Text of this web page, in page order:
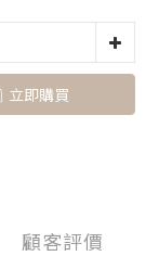
立即購買
顧客評價